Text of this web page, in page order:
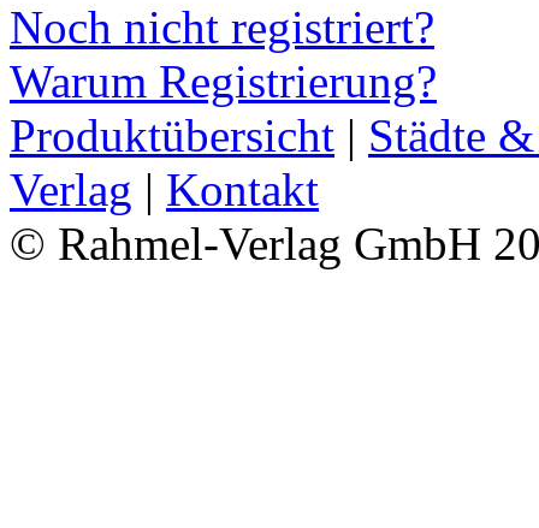
Noch nicht registriert?
Warum Registrierung?
Produktübersicht | Städte
Verlag | Kontakt
© Rahmel-Verlag GmbH